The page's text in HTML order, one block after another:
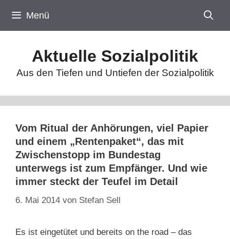
Inhalt
springen
Menü
Aktuelle Sozialpolitik
Aus den Tiefen und Untiefen der Sozialpolitik
Vom Ritual der Anhörungen, viel Papier
und einem „Rentenpaket“, das mit
Zwischenstopp im Bundestag
unterwegs ist zum Empfänger. Und wie
immer steckt der Teufel im Detail
6. Mai 2014 von Stefan Sell
Es ist eingetütet und bereits on the road – das